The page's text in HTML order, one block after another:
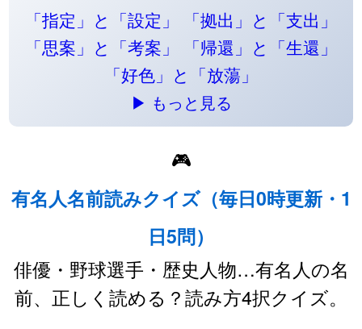
「指定」と「設定」
「拠出」と「支出」
「思案」と「考案」
「帰還」と「生還」
「好色」と「放蕩」
▶ もっと見る
🎮
有名人名前読みクイズ（毎日0時更新・1
日5問）
俳優・野球選手・歴史人物…有名人の名
前、正しく読める？読み方4択クイズ。